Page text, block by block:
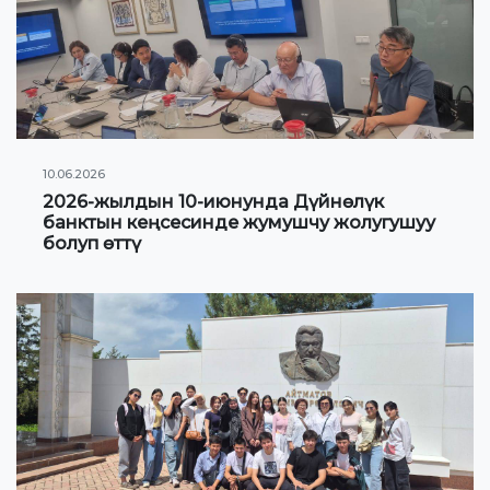
Гранттар жана стипендиялар жөнүндө
маалыматтар
ЖАҢЫЛЫКТАР
КОНТАКТНАЯ ИНФОРМАЦИЯ
АРХИВ
10.06.2026
2026-жылдын 10-июнунда Дүйнөлүк
банктын кеңсесинде жумушчу жолугушуу
болуп өттү